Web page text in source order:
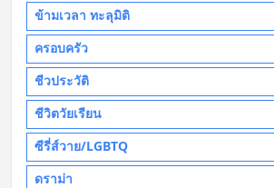
ข้ามเวลา ทะลุมิติ
ครอบครัว
ชีวประวัติ
ชีวิตวัยเรียน
ซีรี่ส์วาย/LGBTQ
ดราม่า